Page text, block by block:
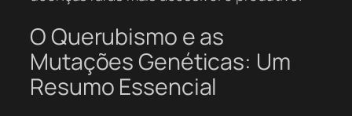
O Querubismo e as
Mutações Genéticas: Um
Resumo Essencial